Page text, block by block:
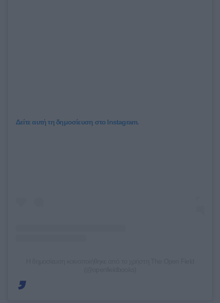
Δείτε αυτή τη δημοσίευση στο Instagram.